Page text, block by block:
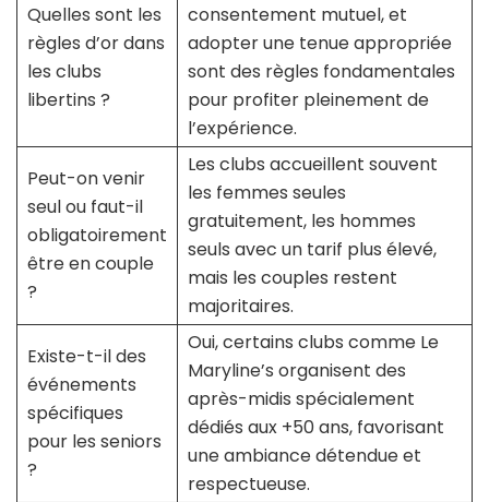
Quelles sont les
règles d’or dans
les clubs
libertins ?
consentement mutuel, et
adopter une tenue appropriée
sont des règles fondamentales
pour profiter pleinement de
l’expérience.
Peut-on venir
seul ou faut-il
obligatoirement
être en couple
?
Les clubs accueillent souvent
les femmes seules
gratuitement, les hommes
seuls avec un tarif plus élevé,
mais les couples restent
majoritaires.
Existe-t-il des
événements
spécifiques
pour les seniors
?
Oui, certains clubs comme Le
Maryline’s organisent des
après-midis spécialement
dédiés aux +50 ans, favorisant
une ambiance détendue et
respectueuse.